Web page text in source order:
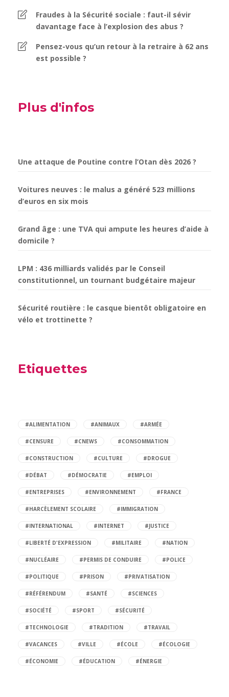
Fraudes à la Sécurité sociale : faut-il sévir
davantage face à l’explosion des abus ?
Pensez-vous qu’un retour à la retraire à 62 ans
est possible ?
Plus d'infos
Une attaque de Poutine contre l’Otan dès 2026 ?
Voitures neuves : le malus a généré 523 millions
d’euros en six mois
Grand âge : une TVA qui ampute les heures d’aide à
domicile ?
LPM : 436 milliards validés par le Conseil
constitutionnel, un tournant budgétaire majeur
Sécurité routière : le casque bientôt obligatoire en
vélo et trottinette ?
Etiquettes
#ALIMENTATION #ANIMAUX #ARMÉE
#CENSURE #CNEWS #CONSOMMATION
#CONSTRUCTION #CULTURE #DROGUE
#DÉBAT #DÉMOCRATIE #EMPLOI
#ENTREPRISES #ENVIRONNEMENT #FRANCE
#HARCÈLEMENT SCOLAIRE #IMMIGRATION
#INTERNATIONAL #INTERNET #JUSTICE
#LIBERTÉ D'EXPRESSION #MILITAIRE #NATION
#NUCLÉAIRE #PERMIS DE CONDUIRE #POLICE
#POLITIQUE #PRISON #PRIVATISATION
#RÉFÉRENDUM #SANTÉ #SCIENCES
#SOCIÉTÉ #SPORT #SÉCURITÉ
#TECHNOLOGIE #TRADITION #TRAVAIL
#VACANCES #VILLE #ÉCOLE #ÉCOLOGIE
#ÉCONOMIE #ÉDUCATION #ÉNERGIE